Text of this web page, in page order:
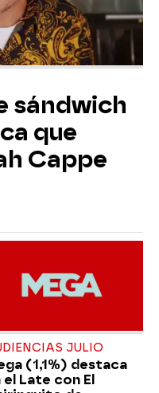
sándwich
que
Cappe
JULIO
(1,1%) destaca
el Late con El